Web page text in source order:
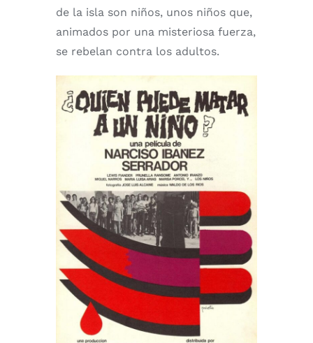
de la isla son niños, unos niños que,
animados por una misteriosa fuerza,
se rebelan contra los adultos.